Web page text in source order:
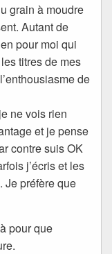
grain à moudre
Autant de
pour moi qui
titres de mes
de
ne vois rien
et je pense
contre suis OK
j’écris et les
Je préfère que
pour que